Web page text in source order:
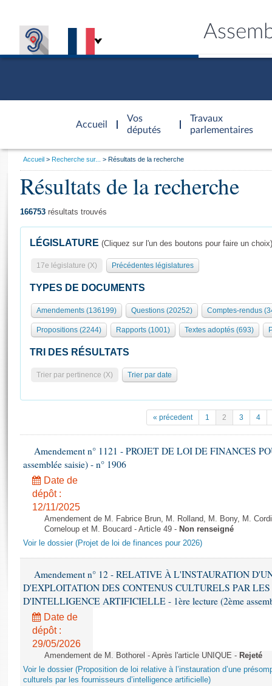
Accueil
d'accueil
Vos
députés
Travaux
parlementaires
Présidence
577 députés
Groupes politiques
Séance publique
Commissions et autres organes
Europe et International
Pétitions
Projets de loi
Propositions de loi
Amendements
Textes adoptés
Rapports d'information
Rapports d'enquête
Rapports sur l'application des lois
Baromètre de l’application des lois
Dossiers législatifs
Budget et sécurité sociale
Questions écrites et orales
Comptes rendus des débats
Général
Rôle et pouvoirs de l'Assemblée
Organisation de l'Assemblée
Présidence Conférence des Présidents Bureau Collège des
Statistiques et chiffres clés
( Constitution | Règlement de l'Assemblée ... )
Juniors
Anciennes législatures
Liens vers les sites publics
Visiter l'Assemblée
Visite virtuelle du palais Bourbon
Assister à une séance
Contacts et plan d'accès
Photos libres de droit
Vous
Accueil Recherche sur... Résultats de la recherche
Résultats de la recherche
166753 résultats trouvés
LÉGISLATURE (Cliquez sur l'un des boutons pour faire un choix)
17e législature (X) Précédentes législatures
TYPES DE DOCUMENTS
Amendements (136199) Questions (20252) Comptes-rendus
Propositions (2244) Rapports (1001) Textes adoptés (693)
TRI DES RÉSULTATS
Trier par pertinence (X) Trier par date
« précedent 1 2 3 4
Amendement n° 1121 - PROJET DE LOI DE FINANCES
assemblée saisie) - n° 1906
Date de
dépôt :
12/11/2025
Amendement de M. Fabrice Brun, M. Rolland, M. Bony, M.
Corneloup et M. Boucard - Article 49 - Non renseigné
Voir le dossier (Projet de loi de finances pour 2026)
Amendement n° 12 - RELATIVE À L'INSTAURATION
D'EXPLOITATION DES CONTENUS CULTURELS PAR LES
D'INTELLIGENCE ARTIFICIELLE - 1ère lecture (2ème
Date de
dépôt :
29/05/2026
Amendement de M. Bothorel - Après l'article UNIQUE - Rejeté
Voir le dossier (Proposition de loi relative à l’instauration d’une
culturels par les fournisseurs d’intelligence artificielle)